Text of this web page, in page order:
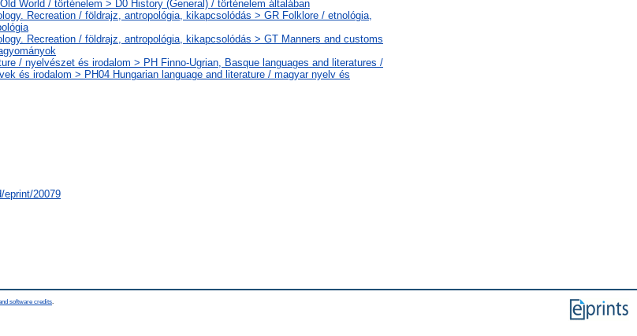
World / történelem > D0 History (General) / történelem általában
Recreation / földrajz, antropológia, kikapcsolódás > GR Folklore / etnológia,
Recreation / földrajz, antropológia, kikapcsolódás > GT Manners and customs
/ nyelvészet és irodalom > PH Finno-Ugrian, Basque languages and literatures /
és irodalom > PH04 Hungarian language and literature / magyar nyelv és
eprint/20079
software credits